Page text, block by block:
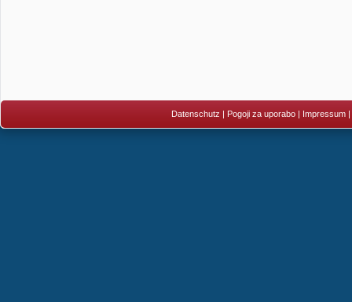
Datenschutz | Pogoji za uporabo| Impressum|